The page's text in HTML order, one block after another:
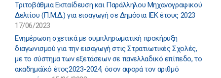
Τριτοβάθμια Εκπαίδευση και Παράλληλου Μηχανογραφικού
Δελτίου (Π.Μ.Δ.) για εισαγωγή σε Δημόσια ΙΕΚ έτους 2023
17/06/2023
Ενημέρωση σχετικά με συμπληρωματική προκήρυξη
διαγωνισμού για την εισαγωγή στις Στρατιωτικές Σχολές,
με το σύστημα των εξετάσεων σε πανελλαδικό επίπεδο, το
ακαδημαϊκό έτος2023-2024, όσον αφορά τον αριθμό